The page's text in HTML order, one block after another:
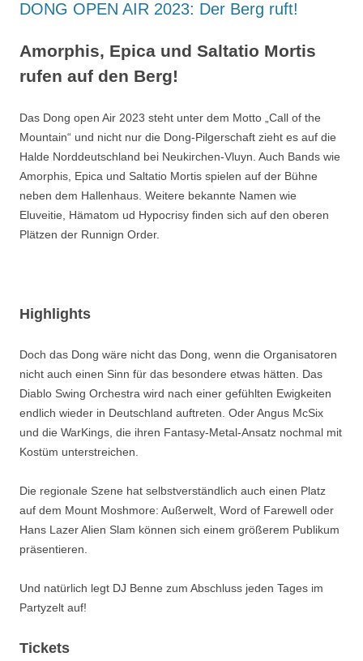
DONG OPEN AIR 2023: Der Berg ruft!
Amorphis, Epica und Saltatio Mortis
rufen auf den Berg!
Das Dong open Air 2023 steht unter dem Motto „Call of the
Mountain“ und nicht nur die Dong-Pilgerschaft zieht es auf die
Halde Norddeutschland bei Neukirchen-Vluyn. Auch Bands wie
Amorphis, Epica und Saltatio Mortis spielen auf der Bühne
neben dem Hallenhaus. Weitere bekannte Namen wie
Eluveitie, Hämatom ud Hypocrisy finden sich auf den oberen
Plätzen der Runnign Order.
Highlights
Doch das Dong wäre nicht das Dong, wenn die Organisatoren
nicht auch einen Sinn für das besondere etwas hätten. Das
Diablo Swing Orchestra wird nach einer gefühlten Ewigkeiten
endlich wieder in Deutschland auftreten. Oder Angus McSix
und die WarKings, die ihren Fantasy-Metal-Ansatz nochmal mit
Kostüm unterstreichen.
Die regionale Szene hat selbstverständlich auch einen Platz
auf dem Mount Moshmore: Außerwelt, Word of Farewell oder
Hans Lazer Alien Slam können sich einem größerem Publikum
präsentieren.
Und natürlich legt DJ Benne zum Abschluss jeden Tages im
Partyzelt auf!
Tickets